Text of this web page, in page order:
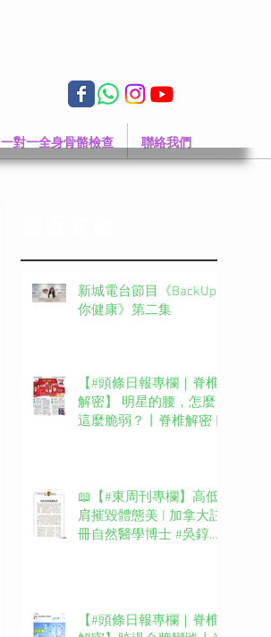
一對一全身骨骼檢查 聯絡我們
新城電台節目《BackUp
你健康》第二集
【#頭條日報專欄｜脊椎
解密】 明星的腰，怎麼
這麼脆弱？丨脊椎解密 |
📖【#東周刊專欄】高低
肩摧毀體態美 | 加拿大註
冊自然醫學博士 #吳錞銦
【#頭條日報專欄｜脊椎